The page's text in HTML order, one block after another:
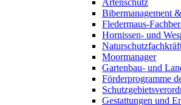
Artenschutz
Bibermanagement
Fledermaus-
Hornissen- und
Moormanager
Gartenbau- und
Förderprogramme
Gestattungen und